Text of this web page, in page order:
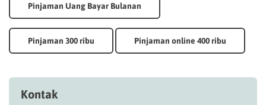
Pinjaman Uang Bayar Bulanan
Pinjaman 300 ribu Pinjaman online 400 ribu
Kontak